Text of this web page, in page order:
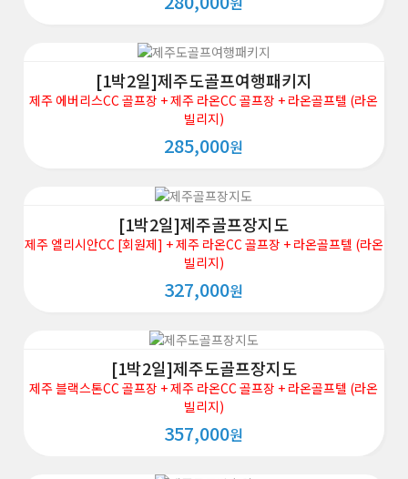
[1박2일]제주도골프여행패키지
제주 에버리스CC 골프장 + 제주 라온CC 골프장 + 라온골프텔 (라온
빌리지)
285,000원
[1박2일]제주골프장지도
제주 엘리시안CC [회원제] + 제주 라온CC 골프장 + 라온골프텔 (라온
빌리지)
327,000원
[1박2일]제주도골프장지도
제주 블랙스톤CC 골프장 + 제주 라온CC 골프장 + 라온골프텔 (라온
빌리지)
357,000원